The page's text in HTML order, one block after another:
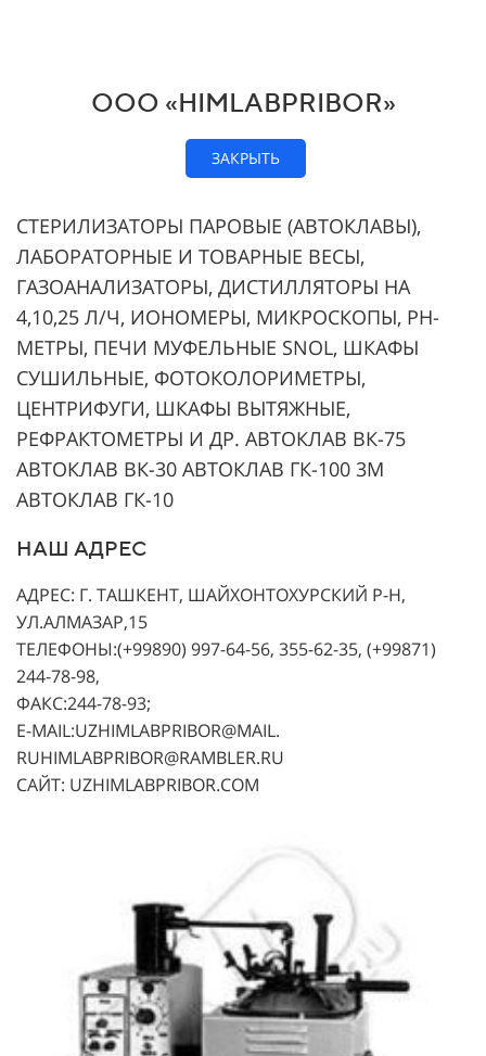
ООО «HIMLABPRIBOR»
ЗАКРЫТЬ
СТЕРИЛИЗАТОРЫ ПАРОВЫЕ (АВТОКЛАВЫ),
ЛАБОРАТОРНЫЕ И ТОВАРНЫЕ ВЕСЫ,
ГАЗОАНАЛИЗАТОРЫ, ДИСТИЛЛЯТОРЫ НА
4,10,25 Л/Ч, ИОНОМЕРЫ, МИКРОСКОПЫ, РН-
МЕТРЫ, ПЕЧИ МУФЕЛЬНЫЕ SNOL, ШКАФЫ
СУШИЛЬНЫЕ, ФОТОКОЛОРИМЕТРЫ,
ЦЕНТРИФУГИ, ШКАФЫ ВЫТЯЖНЫЕ,
РЕФРАКТОМЕТРЫ И ДР. АВТОКЛАВ ВК-75
АВТОКЛАВ ВК-30 АВТОКЛАВ ГК-100 3М
АВТОКЛАВ ГК-10
НАШ АДРЕС
АДРЕС: Г. ТАШКЕНТ, ШАЙХОНТОХУРСКИЙ Р-Н,
УЛ.АЛМАЗАР,15
ТЕЛЕФОНЫ:(+99890) 997-64-56, 355-62-35, (+99871)
244-78-98,
ФАКС:244-78-93;
E-MAIL:UZHIMLABPRIBOR@MAIL.
RUHIMLABPRIBOR@RAMBLER.RU
САЙТ: UZHIMLABPRIBOR.COM